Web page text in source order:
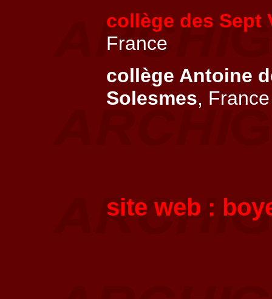
collège des Sept
France
collège Antoine
Solesmes, France
site web :